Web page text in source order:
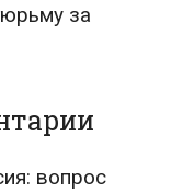
за
вопрос